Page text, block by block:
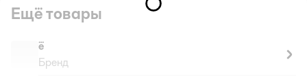
Ещё товары
ё
Бренд